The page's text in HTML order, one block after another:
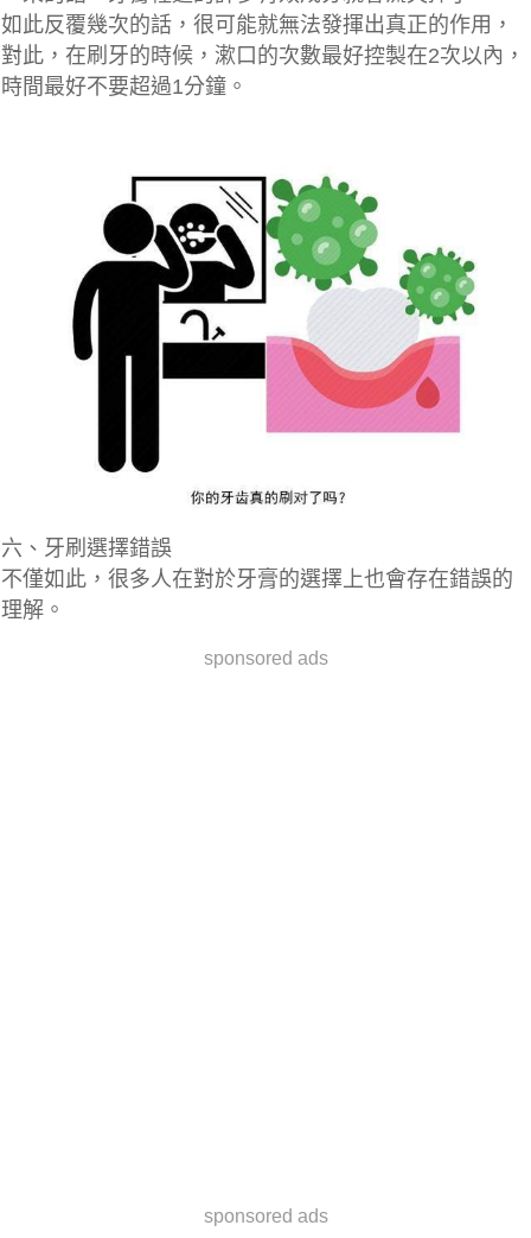
如此反覆幾次的話，很可能就無法發揮出真正的作用，
對此，在刷牙的時候 ，漱口的次數最好控製在2次以內，
時間最好不要超過1分鐘。
六、牙刷選擇錯誤
不僅如此，很多人在對於牙膏的選擇上也會存在錯誤的
理解。
sponsored ads
sponsored ads